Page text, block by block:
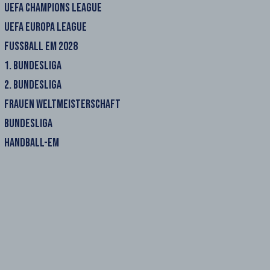
UEFA CHAMPIONS LEAGUE
UEFA EUROPA LEAGUE
FUSSBALL EM 2028
1. BUNDESLIGA
2. BUNDESLIGA
FRAUEN WELTMEISTERSCHAFT
BUNDESLIGA
HANDBALL-EM